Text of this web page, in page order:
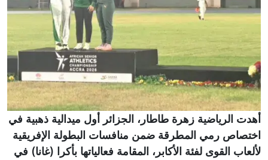
أهدت الرياضية زهرة طاطار، الجزائر أول ميدالية ذهبية في
اختصاص رمي المطرقة ضمن منافسات البطولة الإفريقية
لألعاب القوى لفئة الأكابر، المقامة فعالياتها بأكرا (غانا) في